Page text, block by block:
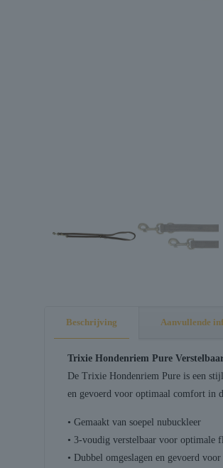
Beschrijving Aanvullende
Trixie Hondenriem Pure
De Trixie Hondenriem Pure is een
en gevoerd voor optimaal comfort in
• Gemaakt van soepel nubuckleer
• 3-voudig verstelbaar voor optimale
• Dubbel omgeslagen en gevoerd